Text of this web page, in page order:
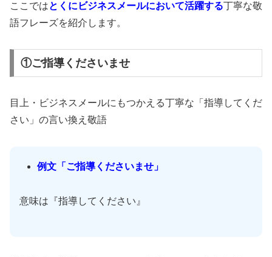
ここではとくにビジネスメールにおいて活躍する丁寧な敬
語フレーズを紹介します。
①ご指導くださいませ
目上・ビジネスメールにもつかえる丁寧な「指導してくだ
さい」の言い換え敬語
例文「ご指導くださいませ」
意味は『指導してください』